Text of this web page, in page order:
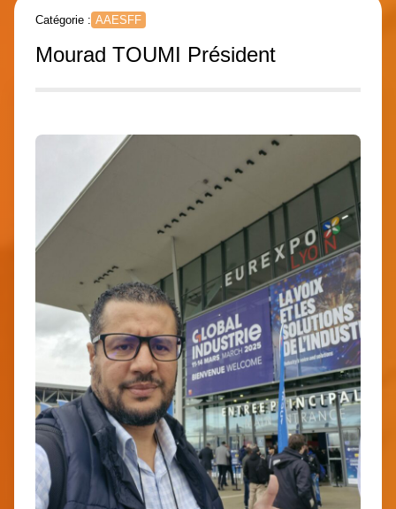
Catégorie : AAESFF
Mourad TOUMI Président